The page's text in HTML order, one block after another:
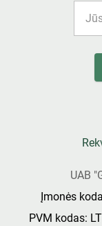
UAB
Įmonės
PVM kodas: